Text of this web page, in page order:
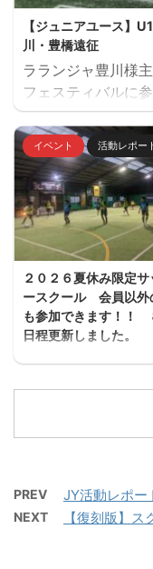
【ジュニアユース】
川・豊橋遠征
ラランジャ豊川様
フェスティバルに
ました。 １日目 三
ッカーアカデミー
高校 三重サッカー
ミー対修文学院高校
サッカーアカデミ
セーロ京都 ２日目
サッカーアカデミ
ヴィエール所沢 三
カーアカデミー対時
高校 三重サッカー
ミー対エストレージ
イベント 活動レポー
２０２６夏休み限定サ
ースクール 会員以外
も参加できます！！
日程更新しました。
夏休み期間、屋内
鈴鹿」でミニサッ
心のストリートサ
回だけの参加OKと
に参加できます。※
PREV JY活動レポー
NEXT 【復刻版】ス